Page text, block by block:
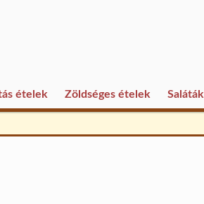
ételek Zöldséges ételek Saláták